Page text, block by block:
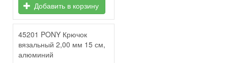
Добавить в корзину
45201 PONY Крючок
вязальный 2,00 мм 15 см,
алюминий